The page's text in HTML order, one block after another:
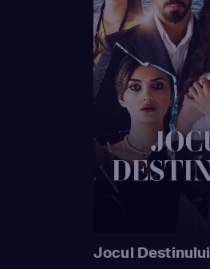
Jocul Destinului